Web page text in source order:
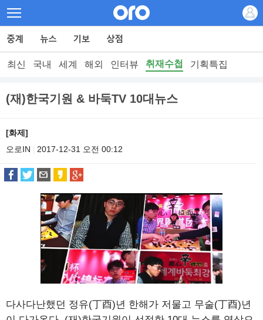
최신 국내 세계 해외 인터뷰 취재수첩 기획특집
(재)한국기원 & 바둑TV 10대뉴스
[화제]
오로IN
2017-12-31 오전 00:12
다사다난했던 정유(丁酉)년 한해가 저물고 무술(丁酉)년